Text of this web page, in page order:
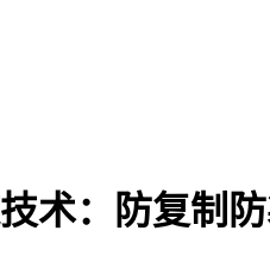
术：防复制